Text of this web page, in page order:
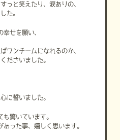
っと笑えたり、涙ありの、
た。
せを願い、
ワンチームになれるのか、
ださいました。
に誓いました。
驚いています。
った事、嬉しく思います。